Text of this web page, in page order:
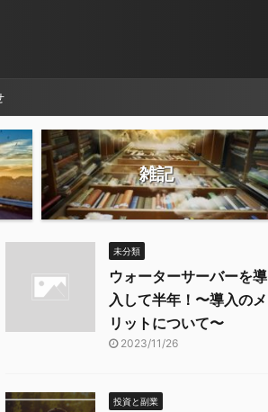
雑記
未分類
ウォーターサーバーを導
入して半年！〜導入のメ
リットについて〜
2023/11/26
投資と副業